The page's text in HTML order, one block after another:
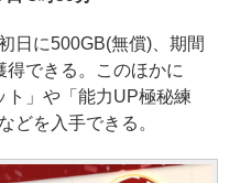
日に500GB(無償)、期間
できる。このほかに
」や「能力UP極秘練
どを入手できる。